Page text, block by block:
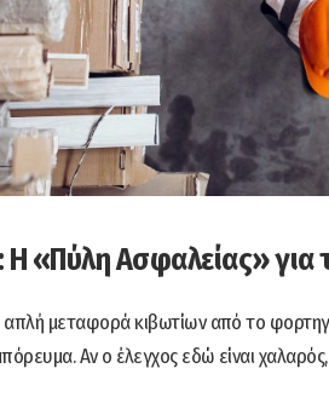
«Πύλη Ασφαλείας» για
απλή μεταφορά κιβωτίων από το
Αν ο έλεγχος εδώ είναι